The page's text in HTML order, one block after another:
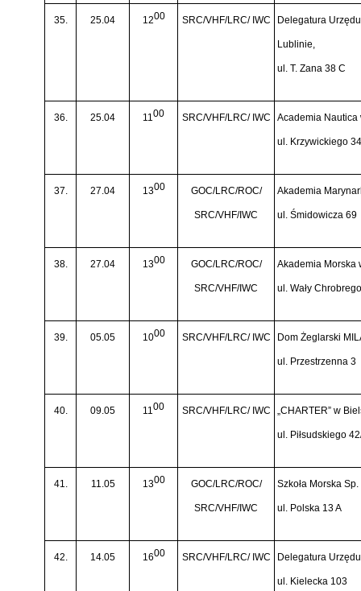
35. 25.04 1200 SRC/VHF/LRC/ IWC Delegatura
Lublinie,
ul. T. Zana 38 C
36. 25.04 11 00 SRC/VHF/LRC/ IWC Academia Nautica
ul. Krzywickiego 34
37. 27.04 1300 GOC/LRC/ROC/
SRC/VHF/IWC
Akademia
ul. Śmidowicza 69
38. 27.04 1300 GOC/LRC/ROC/
SRC/VHF/IWC
Akademia Morska
ul. Wały
39. 05.05 1000 SRC/VHF/LRC/ IWC Dom Żeglarski
ul. Przestrzenna 3
40. 09.05 11 00 SRC/VHF/LRC/ IWC „CHARTER” w
ul. Piłsudskiego
41. 11.05 1300 GOC/LRC/ROC/
SRC/VHF/IWC
Szkoła Morska
ul. Polska 13 A
42. 14.05 1600 SRC/VHF/LRC/ IWC Delegatura
ul. Kielecka 103